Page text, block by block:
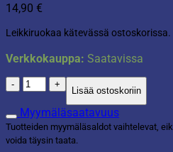
14,90 €
Leikkiruokaa kätevässä ostoskorissa.
Verkkokauppa: Saatavissa
Leikkiruoka
Ostoskorissa
määrä
Lisää ostoskoriin
Myymäläsaatavuus
Tuotteiden myymäläsaldot vaihtelevat,
voida täysin taata.